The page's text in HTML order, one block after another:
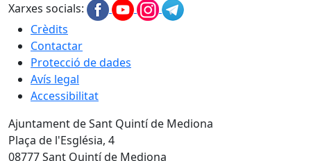
Xarxes socials:
Crèdits
Contactar
Protecció de dades
Avís legal
Accessibilitat
Ajuntament de Sant Quintí de Mediona
Plaça de l'Església, 4
08777 Sant Quintí de Mediona